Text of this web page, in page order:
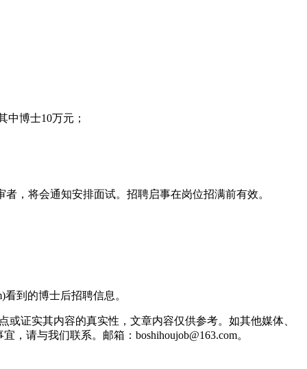
博士10万元；
，将会通知安排面试。招聘启事在岗位招满前有效。
到的博士后招聘信息。
证实其内容的真实性，文章内容仅供参考。如其他媒体、
请与我们联系。邮箱：boshihoujob@163.com。